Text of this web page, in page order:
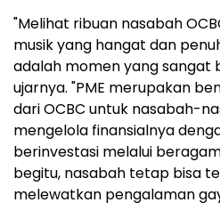
"Melihat ribuan nasabah
musik yang hangat dan
adalah momen yang sangat
ujarnya. "PME merupakan
dari OCBC untuk nasabah-
mengelola finansialnya
berinvestasi melalui
begitu, nasabah tetap bisa
melewatkan pengalaman